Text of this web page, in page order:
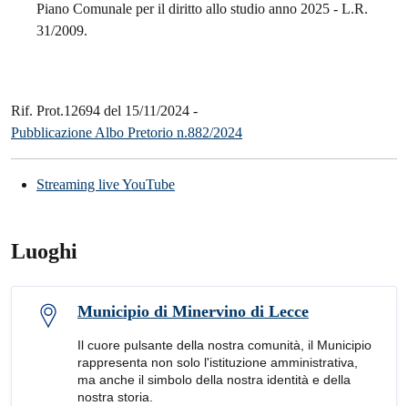
Piano Comunale per il diritto allo studio anno 2025 - L.R.
31/2009.
Rif. Prot.12694 del 15/11/2024 -
Pubblicazione Albo Pretorio n.882/2024
Streaming live YouTube
Luoghi
Municipio di Minervino di Lecce
Il cuore pulsante della nostra comunità, il Municipio
rappresenta non solo l'istituzione amministrativa,
ma anche il simbolo della nostra identità e della
nostra storia.